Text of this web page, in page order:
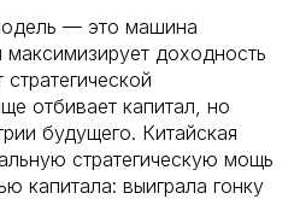
— это машина
доходность
отбивает капитал, но
будущего. Китайская
стратегическую мощь
капитала: выиграла гонку